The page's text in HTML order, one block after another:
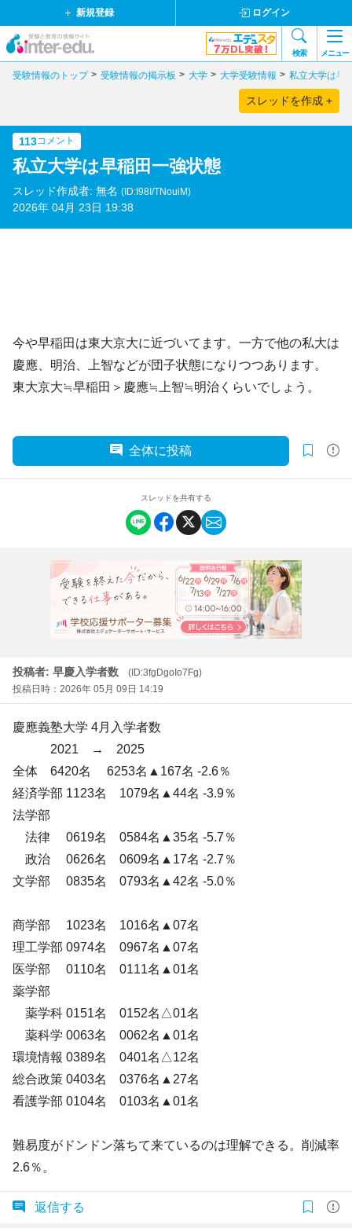
新規登録 ログイン
検索 メニュー
受験情報のトップ 受験情報の掲示板 大学 大学受験情報 私立大学は早
スレッドを作成 +
113コメント
私立大学は早稲田一強状態
スレッド作成者: 無名 (ID:I98I/TNouiM)
2026年 04月 23日 19:38
今や早稲田は東大京大に近づいてます。一方で他の私大は
慶應、明治、上智などが団子状態になりつつあります。
東大京大≒早稲田＞慶應≒上智≒明治くらいでしょう。
全体に投稿
スレッドを共有する
投稿者: 早慶入学者数
(ID:3fgDgoIo7Fg)
投稿日時：2026年 05月 09日 14:19
慶應義塾大学 4月入学者数
2021 → 2025
全体 6420名 6253名▲167名 -2.6％
経済学部 1123名 1079名▲44名 -3.9％
法学部
法律 0619名 0584名▲35名 -5.7％
政治 0626名 0609名▲17名 -2.7％
文学部 0835名 0793名▲42名 -5.0％
商学部 1023名 1016名▲07名
理工学部 0974名 0967名▲07名
医学部 0110名 0111名▲01名
薬学部
薬学科 0151名 0152名△01名
薬科学 0063名 0062名▲01名
環境情報 0389名 0401名△12名
総合政策 0403名 0376名▲27名
看護学部 0104名 0103名▲01名
難易度がドンドン落ちて来ているのは理解できる。削減率
2.6％。
返信する